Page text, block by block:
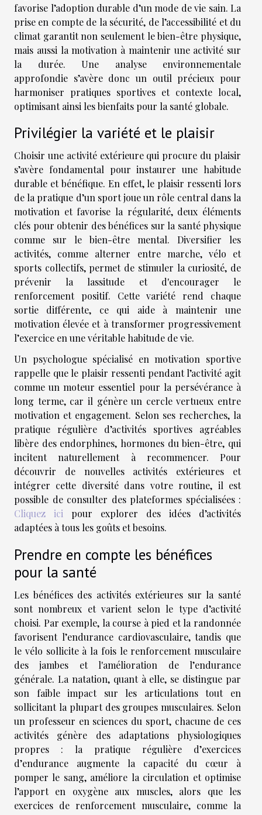
favorise l’adoption durable d’un mode de vie sain. La
prise en compte de la sécurité, de l’accessibilité et du
climat garantit non seulement le bien-être physique,
mais aussi la motivation à maintenir une activité sur
la durée. Une analyse environnementale
approfondie s’avère donc un outil précieux pour
harmoniser pratiques sportives et contexte local,
optimisant ainsi les bienfaits pour la santé globale.
Privilégier la variété et le plaisir
Choisir une activité extérieure qui procure du plaisir
s’avère fondamental pour instaurer une habitude
durable et bénéfique. En effet, le plaisir ressenti lors
de la pratique d’un sport joue un rôle central dans la
motivation et favorise la régularité, deux éléments
clés pour obtenir des bénéfices sur la santé physique
comme sur le bien-être mental. Diversifier les
activités, comme alterner entre marche, vélo et
sports collectifs, permet de stimuler la curiosité, de
prévenir la lassitude et d'encourager le
renforcement positif. Cette variété rend chaque
sortie différente, ce qui aide à maintenir une
motivation élevée et à transformer progressivement
l’exercice en une véritable habitude de vie.
Un psychologue spécialisé en motivation sportive
rappelle que le plaisir ressenti pendant l’activité agit
comme un moteur essentiel pour la persévérance à
long terme, car il génère un cercle vertueux entre
motivation et engagement. Selon ses recherches, la
pratique régulière d’activités sportives agréables
libère des endorphines, hormones du bien-être, qui
incitent naturellement à recommencer. Pour
découvrir de nouvelles activités extérieures et
intégrer cette diversité dans votre routine, il est
possible de consulter des plateformes spécialisées :
Cliquez ici pour explorer des idées d’activités
adaptées à tous les goûts et besoins.
Prendre en compte les bénéfices
pour la santé
Les bénéfices des activités extérieures sur la santé
sont nombreux et varient selon le type d’activité
choisi. Par exemple, la course à pied et la randonnée
favorisent l’endurance cardiovasculaire, tandis que
le vélo sollicite à la fois le renforcement musculaire
des jambes et l'amélioration de l’endurance
générale. La natation, quant à elle, se distingue par
son faible impact sur les articulations tout en
sollicitant la plupart des groupes musculaires. Selon
un professeur en sciences du sport, chacune de ces
activités génère des adaptations physiologiques
propres : la pratique régulière d’exercices
d’endurance augmente la capacité du cœur à
pomper le sang, améliore la circulation et optimise
l’apport en oxygène aux muscles, alors que les
exercices de renforcement musculaire, comme la